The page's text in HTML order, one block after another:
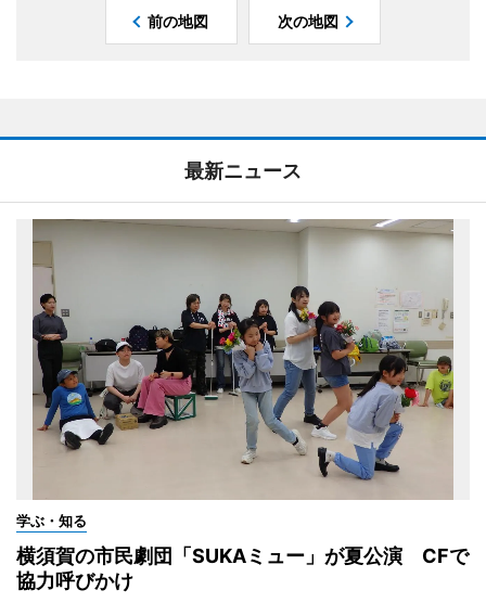
前の地図 次の地図
最新ニュース
学ぶ・知る
横須賀の市民劇団「SUKAミュー」が夏公演 CFで
協力呼びかけ